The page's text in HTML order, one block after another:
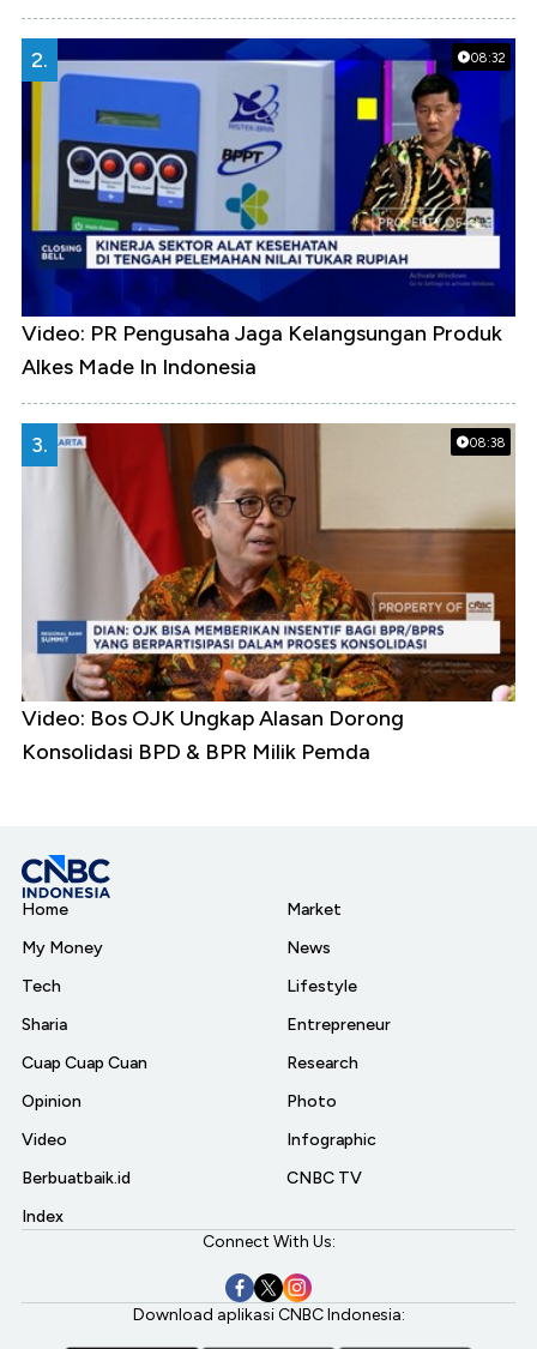
08:32
2.
Video: PR Pengusaha Jaga Kelangsungan Produk
Alkes Made In Indonesia
08:38
3.
Video: Bos OJK Ungkap Alasan Dorong
Konsolidasi BPD & BPR Milik Pemda
Home
My Money
Tech
Sharia
Cuap Cuap Cuan
Opinion
Video
Berbuatbaik.id
Index
Market
News
Lifestyle
Entrepreneur
Research
Photo
Infographic
CNBC TV
Connect With Us:
Download aplikasi CNBC Indonesia: